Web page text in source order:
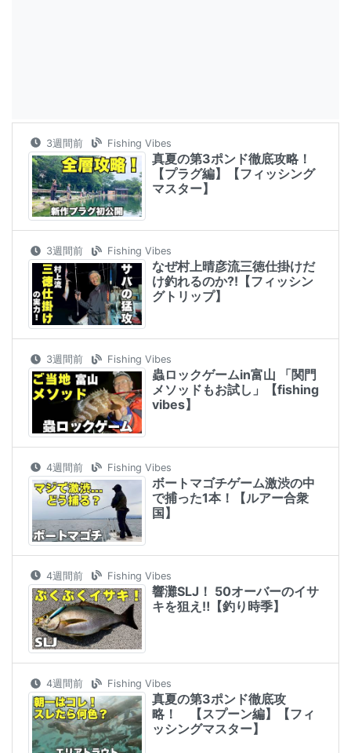
3週間前 Fishing Vibes
真夏の第3ポンド徹底攻略！
【プラグ編】【フィッシング
マスター】
3週間前 Fishing Vibes
なぜ村上晴彦流三徳仕掛けだ
け釣れるのか⁈【フィッシン
グトリップ】
3週間前 Fishing Vibes
蟲ロックゲームin富山 「関門
メソッドもお試し」【fishing
vibes】
4週間前 Fishing Vibes
ボートマゴチゲーム激渋の中
で捕った1本！【ルアー合衆
国】
4週間前 Fishing Vibes
響灘SLJ！ 50オーバーのイサ
キを狙え‼︎【釣り時季】
4週間前 Fishing Vibes
真夏の第3ポンド徹底攻
略！ 【スプーン編】【フィ
ッシングマスター】